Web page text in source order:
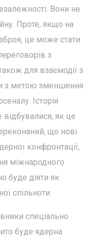
Вони не
Проте, якщо на
зброя, це може стати
з
для взаємодії з
з метою зменшення
Історія
відбувалися, як це
що нові
конфронтації,
міжнародного
буде діяти як
спільноти.
спеціально
буде ядерна